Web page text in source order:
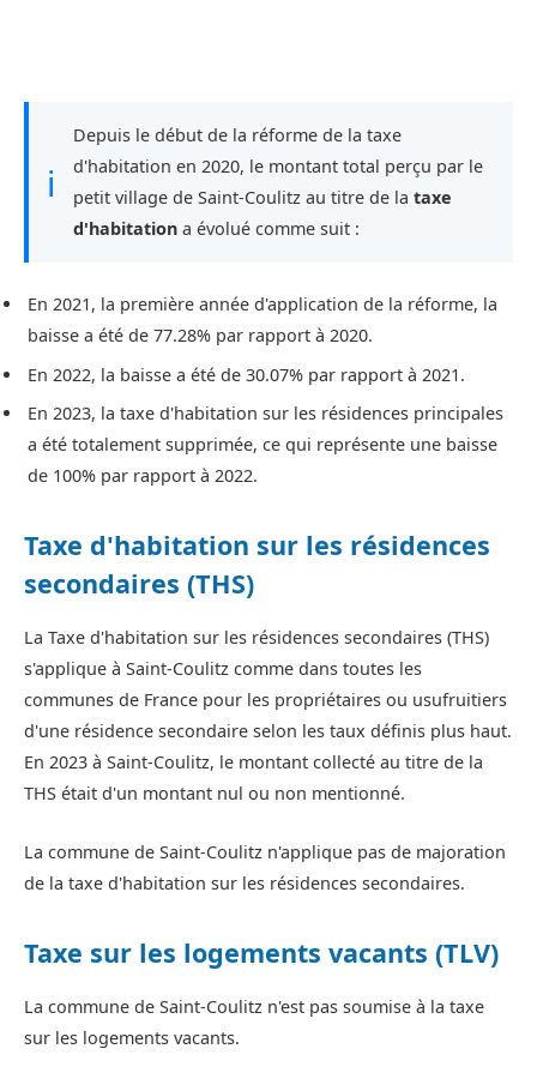
ℹ
Depuis le début de la réforme de la taxe
d'habitation en 2020, le montant total perçu par le
petit village de Saint-Coulitz au titre de la taxe
d'habitation a évolué comme suit :
En 2021, la première année d'application de la réforme, la
baisse a été de 77.28% par rapport à 2020.
En 2022, la baisse a été de 30.07% par rapport à 2021.
En 2023, la taxe d'habitation sur les résidences principales
a été totalement supprimée, ce qui représente une baisse
de 100% par rapport à 2022.
Taxe d'habitation sur les résidences
secondaires (THS)
La Taxe d'habitation sur les résidences secondaires (THS)
s'applique à Saint-Coulitz comme dans toutes les
communes de France pour les propriétaires ou usufruitiers
d'une résidence secondaire selon les taux définis plus haut.
En 2023 à Saint-Coulitz, le montant collecté au titre de la
THS était d'un montant nul ou non mentionné.
La commune de Saint-Coulitz n'applique pas de majoration
de la taxe d'habitation sur les résidences secondaires.
Taxe sur les logements vacants (TLV)
La commune de Saint-Coulitz n'est pas soumise à la taxe
sur les logements vacants.